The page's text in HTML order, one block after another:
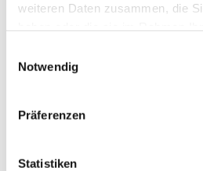
weiteren Daten zusammen, die
Notwendig
Präferenzen
Statistiken